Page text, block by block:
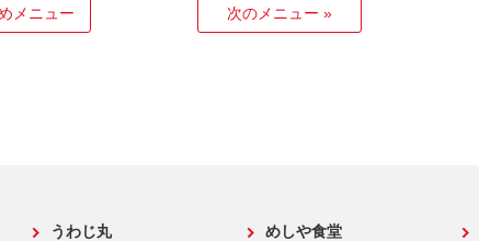
メニュー 次のメニュー »
うわじ丸 めしや食堂